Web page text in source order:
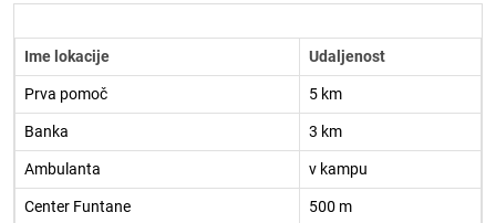
Ime lokacije Udaljenost
Prva pomoč 5 km
Banka 3 km
Ambulanta v kampu
Center Funtane 500 m